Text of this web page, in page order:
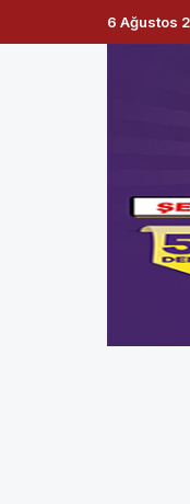
6 Ağustos